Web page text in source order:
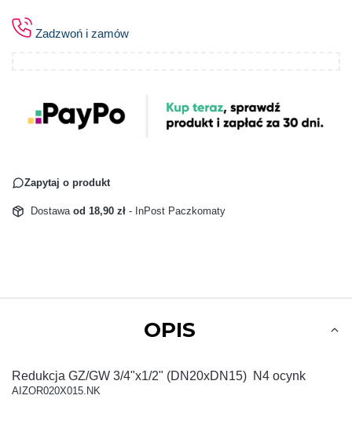
Zadzwoń i zamów
Zapytaj o produkt
Dostawa od 18,90 zł - InPost Paczkomaty
OPIS
Redukcja GZ/GW 3/4"x1/2" (DN20xDN15) N4 ocynk
AIZOR020X015.NK